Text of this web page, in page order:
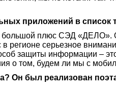
приложений в список
плюс СЭД «ДЕЛО».
регионе серьезное
защиты информации –
о том, будем ли мы с
Он был реализован